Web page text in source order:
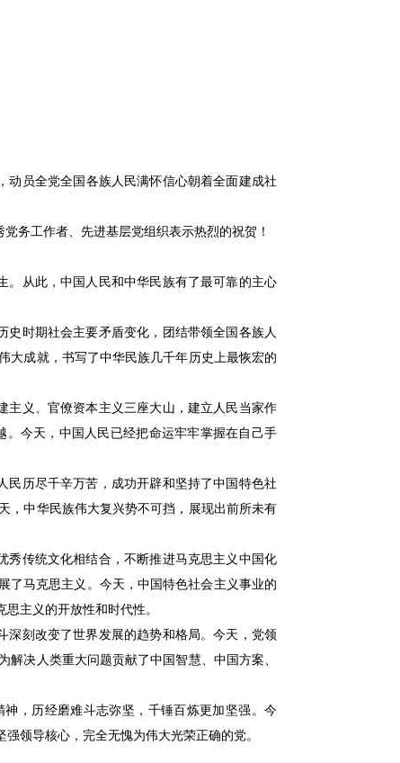
员全党全国各族人民满怀信心朝着全面建成社
务工作者、先进基层党组织表示热烈的祝贺！
从此，中国人民和中华民族有了最可靠的主心
时期社会主要矛盾变化，团结带领全国各族人
大成就，书写了中华民族几千年历史上最恢宏的
义、官僚资本主义三座大山，建立人民当家作
今天，中国人民已经把命运牢牢掌握在自己手
历尽千辛万苦，成功开辟和坚持了中国特色社
，中华民族伟大复兴势不可挡，展现出前所未有
传统文化相结合，不断推进马克思主义中国化
了马克思主义。今天，中国特色社会主义事业的
主义的开放性和时代性。
刻改变了世界发展的趋势和格局。今天，党领
决人类重大问题贡献了中国智慧、中国方案、
，历经磨难斗志弥坚，千锤百炼更加坚强。今
领导核心，完全无愧为伟大光荣正确的党。